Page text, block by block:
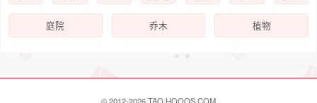
庭院 乔木 植物